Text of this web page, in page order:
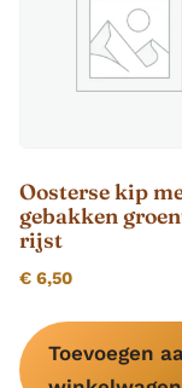
Oosterse kip
gebakken
rijst
€ 6,50
Toevoegen